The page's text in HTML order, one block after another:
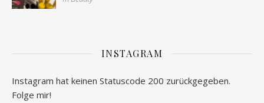
INSTAGRAM
Instagram hat keinen Statuscode 200 zurückgegeben.
Folge mir!